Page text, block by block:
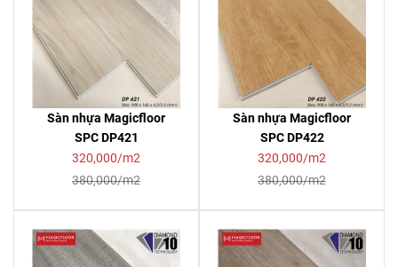
Sàn nhựa Magicfloor
SPC DP421
320,000/m2
380,000/m2
Sàn nhựa Magicfloor
SPC DP422
320,000/m2
380,000/m2